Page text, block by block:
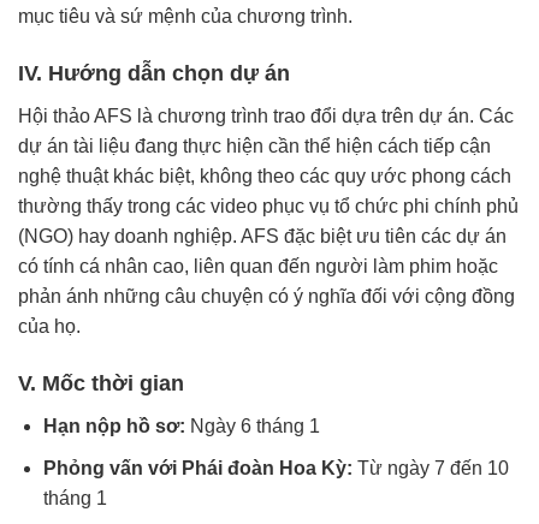
mục tiêu và sứ mệnh của chương trình.
IV. Hướng dẫn chọn dự án
Hội thảo AFS là chương trình trao đổi dựa trên dự án. Các
dự án tài liệu đang thực hiện cần thể hiện cách tiếp cận
nghệ thuật khác biệt, không theo các quy ước phong cách
thường thấy trong các video phục vụ tổ chức phi chính phủ
(NGO) hay doanh nghiệp. AFS đặc biệt ưu tiên các dự án
có tính cá nhân cao, liên quan đến người làm phim hoặc
phản ánh những câu chuyện có ý nghĩa đối với cộng đồng
của họ.
V. Mốc thời gian
Hạn nộp hồ sơ: Ngày 6 tháng 1
Phỏng vấn với Phái đoàn Hoa Kỳ: Từ ngày 7 đến 10
tháng 1